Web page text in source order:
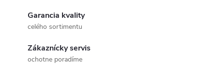
Garancia kvality
celého sortimentu
Zákaznícky servis
ochotne poradíme